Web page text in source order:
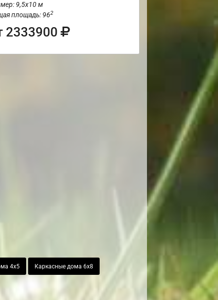
9,5х10 м
площадь: 962
2333900
4х5 Каркасные дома 6х8